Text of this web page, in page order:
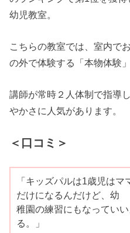
幼児教室。
こちらの教室では、室内で
の外で体験する「本物体験
講師が常時２人体制で指導
やかさに人気があります。
＜口コミ＞
「キッズパルは1歳児は
だけになるんだけど、幼
稚園の練習にもなってい
る。」